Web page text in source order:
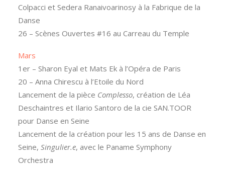
Colpacci et Sedera Ranaivoarinosy à la Fabrique de la
Danse
26 – Scènes Ouvertes #16 au Carreau du Temple
Mars
1er – Sharon Eyal et Mats Ek à l’Opéra de Paris
20 – Anna Chirescu à l’Etoile du Nord
Lancement de la pièce Complesso, création de Léa
Deschaintres et Ilario Santoro de la cie SAN.TOOR
pour Danse en Seine
Lancement de la création pour les 15 ans de Danse en
Seine, Singulier.e, avec le Paname Symphony
Orchestra